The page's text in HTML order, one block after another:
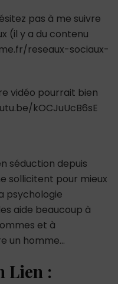
pas à me suivre
(il y a du contenu
reseaux-sociaux-
vidéo pourrait bien
kOCJuUcB6sE
séduction depuis
sollicitent pour mieux
psychologie
aide beaucoup à
et à
un homme…
Lien :